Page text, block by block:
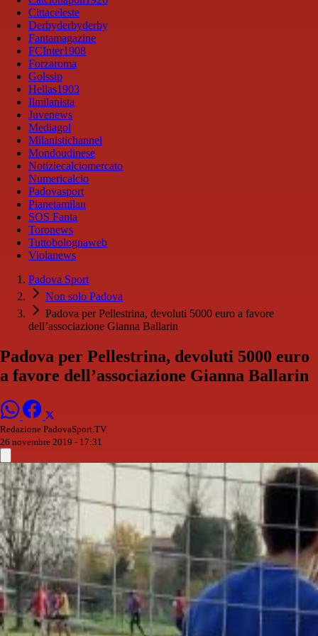
Cittaceleste
Derbyderbyderby
Fantamagazine
FCInter1908
Forzaroma
Golssip
Hellas1903
Ilmilanista
Juvenews
Mediagol
Milanistichannel
Mondoudinese
Notiziecalciomercato
Numericalcio
Padovasport
Pianetamilan
SOS Fanta
Toronews
Tuttobolognaweb
Violanews
Padova Sport
Non solo Padova
Padova per Pellestrina, devoluti 5000 euro a favore
dell’associazione Gianna Ballarin
Padova per Pellestrina, devoluti 5000 euro
a favore dell’associazione Gianna Ballarin
Redazione PadovaSport.TV
26 novembre 2019 - 17:31